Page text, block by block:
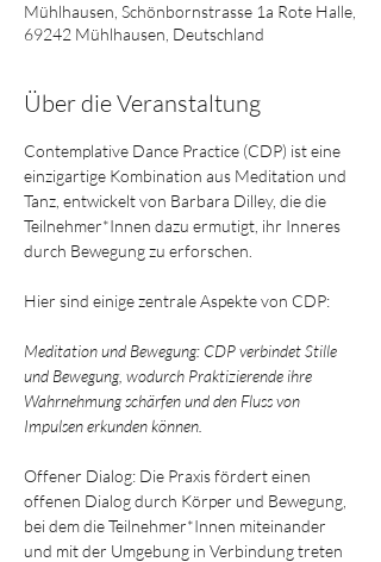
Mühlhausen, Schönbornstrasse 1a Rote Halle,
69242 Mühlhausen, Deutschland
Über die Veranstaltung
Contemplative Dance Practice (CDP) ist eine
einzigartige Kombination aus Meditation und
Tanz, entwickelt von Barbara Dilley, die die
Teilnehmer*Innen dazu ermutigt, ihr Inneres
durch Bewegung zu erforschen.
Hier sind einige zentrale Aspekte von CDP:
Meditation und Bewegung: CDP verbindet Stille
und Bewegung, wodurch Praktizierende ihre
Wahrnehmung schärfen und den Fluss von
Impulsen erkunden können.
Offener Dialog: Die Praxis fördert einen
offenen Dialog durch Körper und Bewegung,
bei dem die Teilnehmer*Innen miteinander
und mit der Umgebung in Verbindung treten